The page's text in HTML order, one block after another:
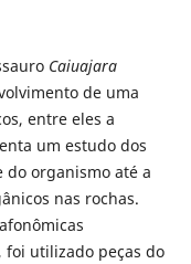
Caiuajara
de uma
entre eles a
um estudo dos
do organismo até a
nas rochas.
utilizado peças do